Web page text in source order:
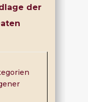
der